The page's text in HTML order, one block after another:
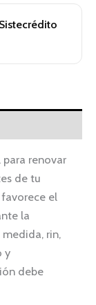
Sistecrédito
para renovar
de tu
el
la
rin,
y
debe